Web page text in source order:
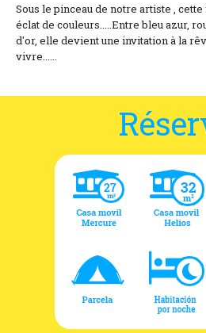
Sous le pinceau de notre artiste ,
éclat de couleurs.....Entre bleu azur,
d'or, elle devient une invitation à la
vivre......